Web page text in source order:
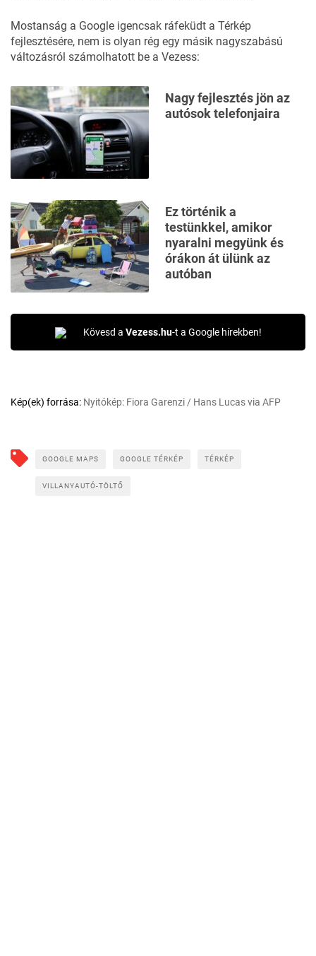
Mostanság a Google igencsak ráfeküdt a Térkép
fejlesztésére, nem is olyan rég egy másik nagyszabású
változásról számolhatott be a Vezess:
Nagy fejlesztés jön az
autósok telefonjaira
Ez történik a
testünkkel, amikor
nyaralni megyünk és
órákon át ülünk az
autóban
Kövesd a Vezess.hu-t a Google hírekben!
Kép(ek) forrása: Nyitókép: Fiora Garenzi / Hans Lucas via AFP
GOOGLE MAPS GOOGLE TÉRKÉP TÉRKÉP
VILLANYAUTÓ-TÖLTŐ